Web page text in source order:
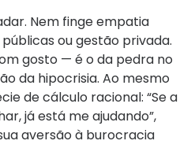
Nem finge empatia
ou gestão privada.
gosto — é o da pedra no
da hipocrisia. Ao mesmo
de cálculo racional: “Se a
já está me ajudando”,
aversão à burocracia